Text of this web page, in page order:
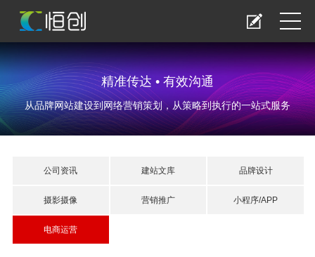
精准传达 • 有效沟通
从品牌网站建设到网络营销策划，从策略到执行的一站式服务
公司资讯 建站文库 品牌设计
摄影摄像 营销推广 小程序/APP
电商运营